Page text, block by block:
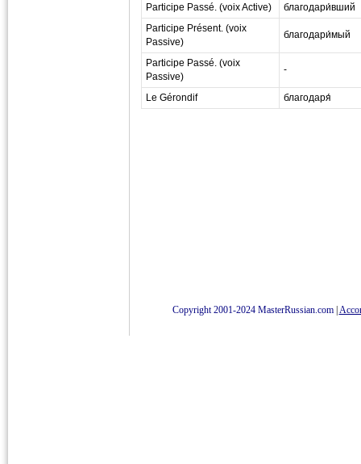
Participe Passé. (voix Active)
благодари́вший
Participe Présent. (voix
Passive)
благодари́мый
Participe Passé. (voix
Passive)
-
Le Gérondif благодаря́
Copyright 2001-2024 MasterRussian.com|